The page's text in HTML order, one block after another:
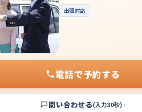
出張対応
電話で予約する
問い合わせる(入力30秒) ›